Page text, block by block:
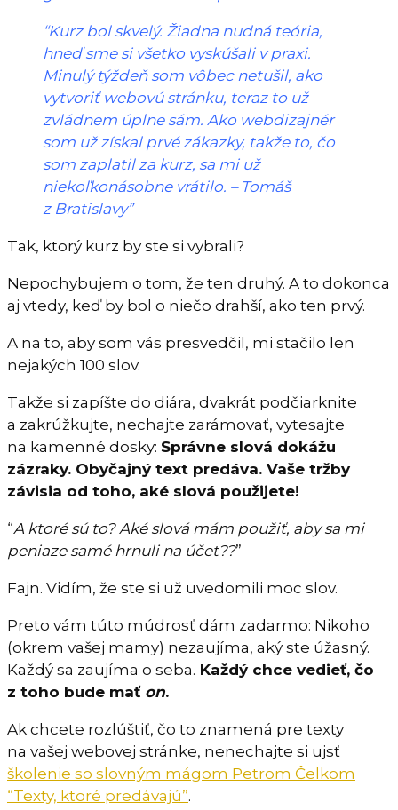
“Kurz bol skvelý. Žiadna nudná teória,
hneď sme si všetko vyskúšali v praxi.
Minulý týždeň som vôbec netušil, ako
vytvoriť webovú stránku, teraz to už
zvládnem úplne sám. Ako webdizajnér
som už získal prvé zákazky, takže to, čo
som zaplatil za kurz, sa mi už
niekoľkonásobne vrátilo. – Tomáš
z Bratislavy”
Tak, ktorý kurz by ste si vybrali?
Nepochybujem o tom, že ten druhý. A to dokonca
aj vtedy, keď by bol o niečo drahší, ako ten prvý.
A na to, aby som vás presvedčil, mi stačilo len
nejakých 100 slov.
Takže si zapíšte do diára, dvakrát podčiarknite
a zakrúžkujte, nechajte zarámovať, vytesajte
na kamenné dosky: Správne slová dokážu
zázraky. Obyčajný text predáva. Vaše tržby
závisia od toho, aké slová použijete!
“A ktoré sú to? Aké slová mám použiť, aby sa mi
peniaze samé hrnuli na účet??”
Fajn. Vidím, že ste si už uvedomili moc slov.
Preto vám túto múdrosť dám zadarmo: Nikoho
(okrem vašej mamy) nezaujíma, aký ste úžasný.
Každý sa zaujíma o seba. Každý chce vedieť, čo
z toho bude mať on.
Ak chcete rozlúštiť, čo to znamená pre texty
na vašej webovej stránke, nenechajte si ujsť
školenie so slovným mágom Petrom Čelkom
“Texty, ktoré predávajú”.